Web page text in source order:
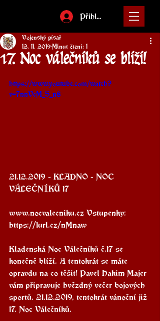
Přihlásit
17. Noc válečníků se blíží!
Vojenský písař
12. 11. 2019 Minut čtení: 1
https://www.youtube.com/watch?
v=7nnVcM_5_n8
21.12.2019 - KLADNO - NOC
VÁLEČNÍKŮ 17
www.nocvalecniku.cz Vstupenky:
https://1url.cz/nMnaw
Kladenská Noc Válečníků č.17 se
konečně blíží. A tentokrát se máte
opravdu na co těšit! Pavel Hakim Majer
vám připravuje hvězdný večer bojových
sportů. 21.12.2019, tentokrát vánoční již
17. Noc Válečníků.